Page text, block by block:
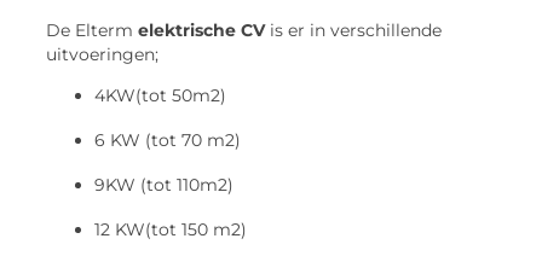
De Eltermelektrische CVis er in verschillende
uitvoeringen;
4KW(tot 50m2)
6 KW (tot 70 m2)
9KW (tot 110m2)
12 KW(tot 150 m2)